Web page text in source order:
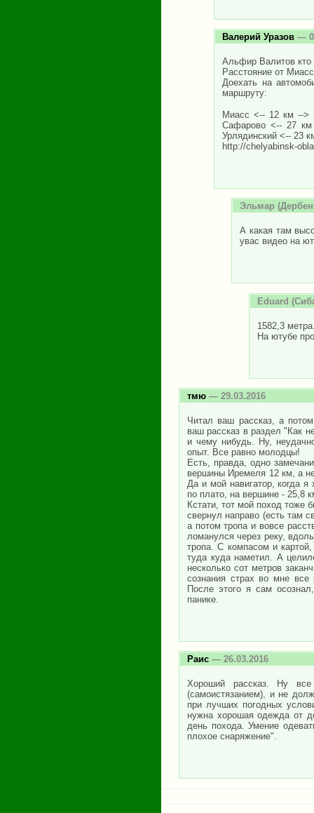
Валерий Уразов —
Альфир Валитов кто
Расстояние от
Доехать на
маршруту:
Миасс <-- 12 км -->
Сафарово <-- 27
Урлядинский <-- 23
http://chelyabinsk-
Эльмар
А какая там
увас видео на
Eduard
1582,3
На ютубе
тмю — 29.03.2016
Читал ваш рассказ, а
ваш рассказ в раздел "Как
и чему нибудь. Ну,
опыт. Все равно молодцы!
Есть, правда, одно
вершины Иремеля 12 км, а
Да и мой навигатор, когда
по плато, на вершине - 25,8
Кстати, тот мой поход
свернул направо (есть там
а потом тропа и вовсе
ломанулся через реку,
тропа. С компасом и
туда куда наметил. А
несколько сот метров
сознания страх во мне все
После этого я сам
панике.
Раис — 26.03.2016
Хороший рассказ. Ну
(самоистязанием), и не
при лучших погодных
нужна хорошая одежда от
день похода. Умение
плохое снаряжение".